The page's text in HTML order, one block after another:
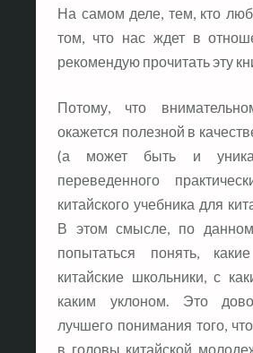
На самом деле, тем, кто
том, что нас ждет в
рекомендую прочитать эту
Потому, что
окажется полезной в
(а может быть и
переведенного
китайского учебника для
В этом смысле, по
попытаться понять,
китайские школьники, с
каким уклоном. Это
лучшего понимания того,
в головы китайской